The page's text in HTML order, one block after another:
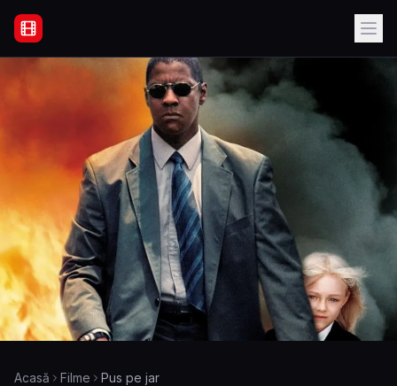
Filme Online Subtitrate - Acasă
Acasă Filme Pus pe jar